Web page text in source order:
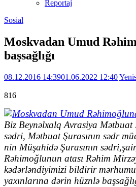
Reportaj
Sosial
Moskvadan Umud
başsağlığı
08.12.2016 14:3901.06.2022 12:40
816
Biz Beynəlxalq Avrasiya
sədri, Mətbuat Şurasının sədr
nin Müşahidə Şurasının
Rəhimoğlunun atası Rəhim
kədərləndiyimizi bildirir
yaxınlarına dərin hüznlə